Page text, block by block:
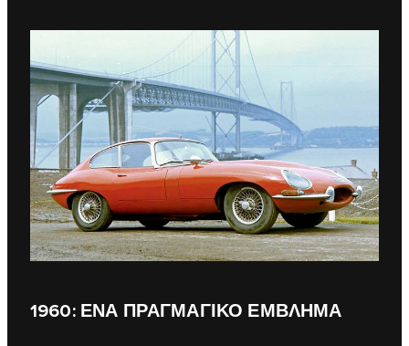
1960: ΕΝΑ ΠΡΑΓΜΑΓΙΚΟ ΕΜΒΛΗΜΑ